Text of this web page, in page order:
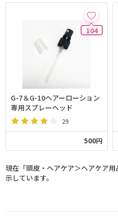
104
G-7＆G-10ヘアーローション
専用スプレーヘッド
29
500円
現在「頭皮・ヘアケア＞ヘアケア
示しています。